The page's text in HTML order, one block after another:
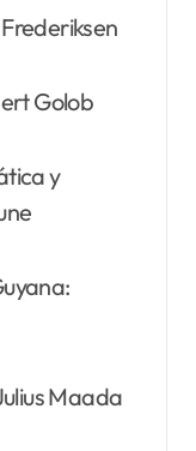
Golob
y
Maada